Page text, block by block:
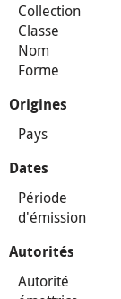
Collection
Classe
Nom
Forme
Origines
Pays
Dates
Période
d'émission
Autorités
Autorité